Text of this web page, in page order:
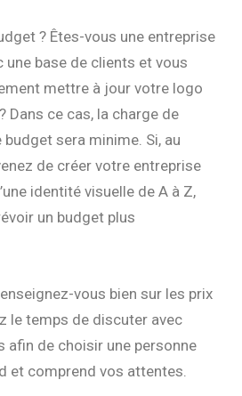
? Êtes-vous une entreprise
une base de clients et vous
mettre à jour votre logo
Dans ce cas, la charge de
sera minime. Si, au
de créer votre entreprise
identité visuelle de A à Z,
un budget plus
vous bien sur les prix
le temps de discuter avec
afin de choisir une personne
et comprend vos attentes.